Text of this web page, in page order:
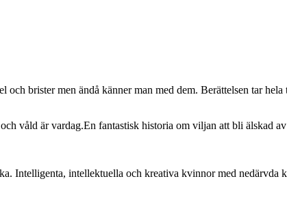
brister men ändå känner man med dem. Berättelsen tar hela
våld är vardag.En fantastisk historia om viljan att bli älskad
intellektuella och kreativa kvinnor med nedärvda